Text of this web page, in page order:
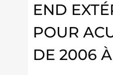
END
POUR
DE 2006 À